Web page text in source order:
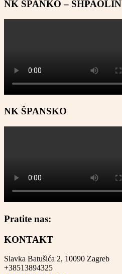
NK ŠPANKO – SHPAOLIN
NK ŠPANSKO
Pratite nas:
KONTAKT
Slavka Batušića 2, 10090 Zagreb
+38513894325